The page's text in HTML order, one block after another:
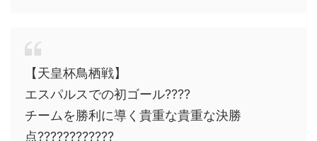
【天皇杯鳥栖戦】
エスパルスでの初ゴール????
チームを勝利に導く貴重な貴重な決勝
点????????????